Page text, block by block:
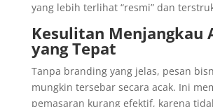
yang lebih terlihat “resmi” dan
Kesulitan Menjangkau
yang Tepat
Tanpa branding yang jelas, pesan
mungkin tersebar secara acak. Ini
pemasaran kurang efektif, karena